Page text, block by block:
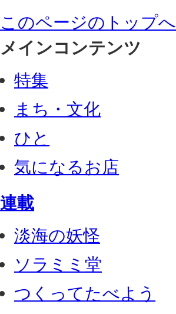
このページのトップへ
メインコンテンツ
特集
まち・文化
ひと
気になるお店
連載
淡海の妖怪
ソラミミ堂
つくってたべよう